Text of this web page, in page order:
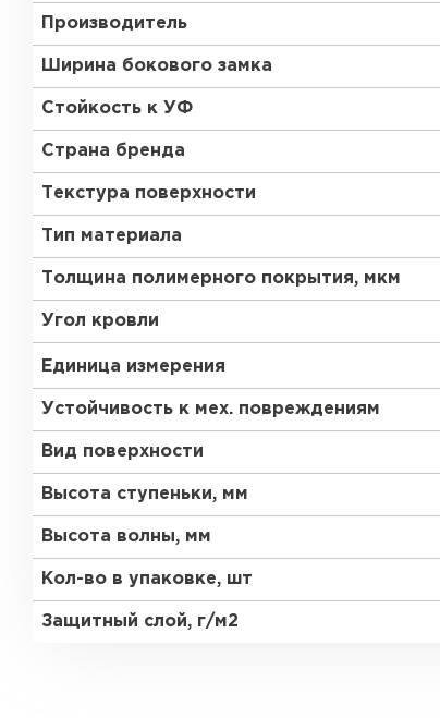
Производитель
Ширина бокового замка
Стойкость к УФ
Страна бренда
Текстура поверхности
Тип материала
Толщина полимерного покрытия, мкм
Угол кровли
Единица измерения
Устойчивость к мех. повреждениям
Вид поверхности
Высота ступеньки, мм
Высота волны, мм
Кол-во в упаковке, шт
Защитный слой, г/м2